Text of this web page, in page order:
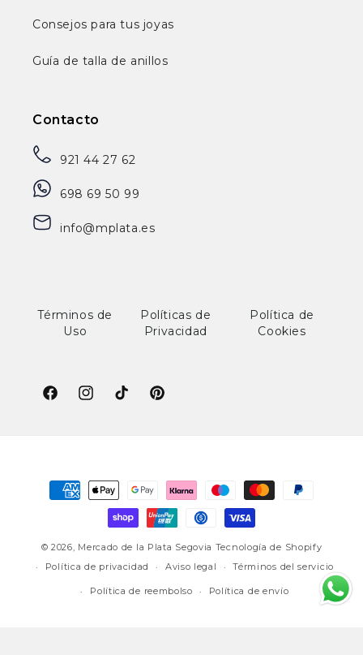
Consejos para tus joyas
Guía de talla de anillos
Contacto
921 44 27 62
698 69 50 99
info@mplata.es
Términos de
Uso
Políticas de
Privacidad
Política de
Cookies
FacebookInstagram
TikTok Pinterest
Formas
de
© 2026, Mercado de la Plata Segovia Tecnología de Shopify
Política de privacidad
Aviso legal Términos del servicio
Política de reembolso Política de envío